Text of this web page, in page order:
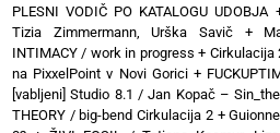
PLESNI VODIČ PO KATALOGU UDOBJA
Tizia Zimmermann, Urška Savič+
INTIMACY / work in progress + Cirkulacija
na PixxelPoint v Novi Gorici+
[vabljeni] Studio 8.1 / Jan Kopač –
THEORY / big-bend Cirkulacija 2+